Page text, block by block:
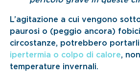
L’agitazione a cui vengono
paurosi o (peggio ancora)
circostanze, potrebbero portarli
ipertermia o colpo di calore,
temperature invernali.